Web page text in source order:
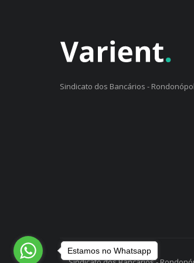
Sindicato dos Bancários -
Estamos no Whatsapp